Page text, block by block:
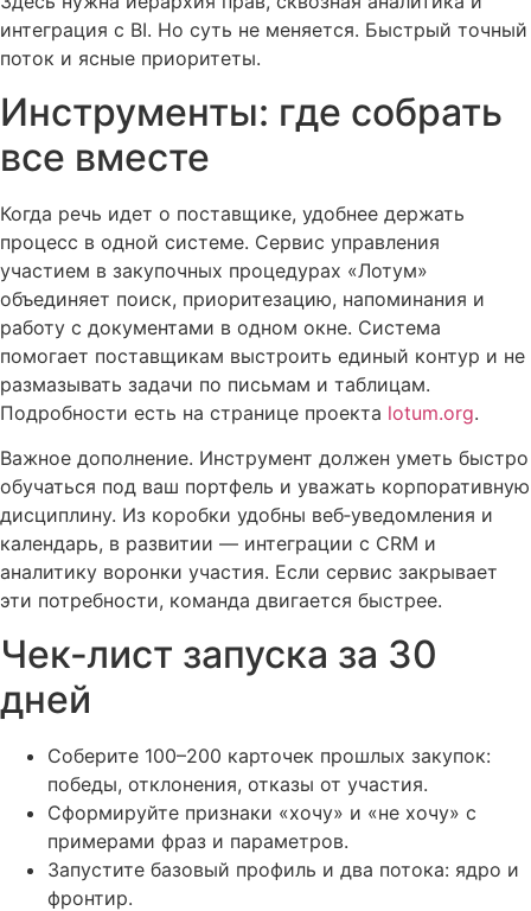
интеграция с BI. Но суть не меняется. Быстрый точный
поток и ясные приоритеты.
Инструменты: где собрать
все вместе
Когда речь идет о поставщике, удобнее держать
процесс в одной системе. Сервис управления
участием в закупочных процедурах «Лотум»
объединяет поиск, приоритезацию, напоминания и
работу с документами в одном окне. Система
помогает поставщикам выстроить единый контур и не
размазывать задачи по письмам и таблицам.
Подробности есть на странице проекта lotum.org.
Важное дополнение. Инструмент должен уметь быстро
обучаться под ваш портфель и уважать корпоративную
дисциплину. Из коробки удобны веб‑уведомления и
календарь, в развитии — интеграции с CRM и
аналитику воронки участия. Если сервис закрывает
эти потребности, команда двигается быстрее.
Чек‑лист запуска за 30
дней
Соберите 100–200 карточек прошлых закупок:
победы, отклонения, отказы от участия.
Сформируйте признаки «хочу» и «не хочу» с
примерами фраз и параметров.
Запустите базовый профиль и два потока: ядро и
фронтир.